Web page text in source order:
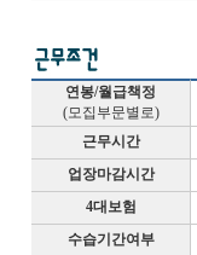
연봉/월급책정
(모집부문별로)
근무시간
업장마감시간
4대보험
수습기간여부